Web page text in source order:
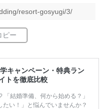
resort-gosyugi/3/
キャンペーン・特典ラン
トを徹底比較
結婚準備、何から始める？」
たい！」と悩んでいませんか？